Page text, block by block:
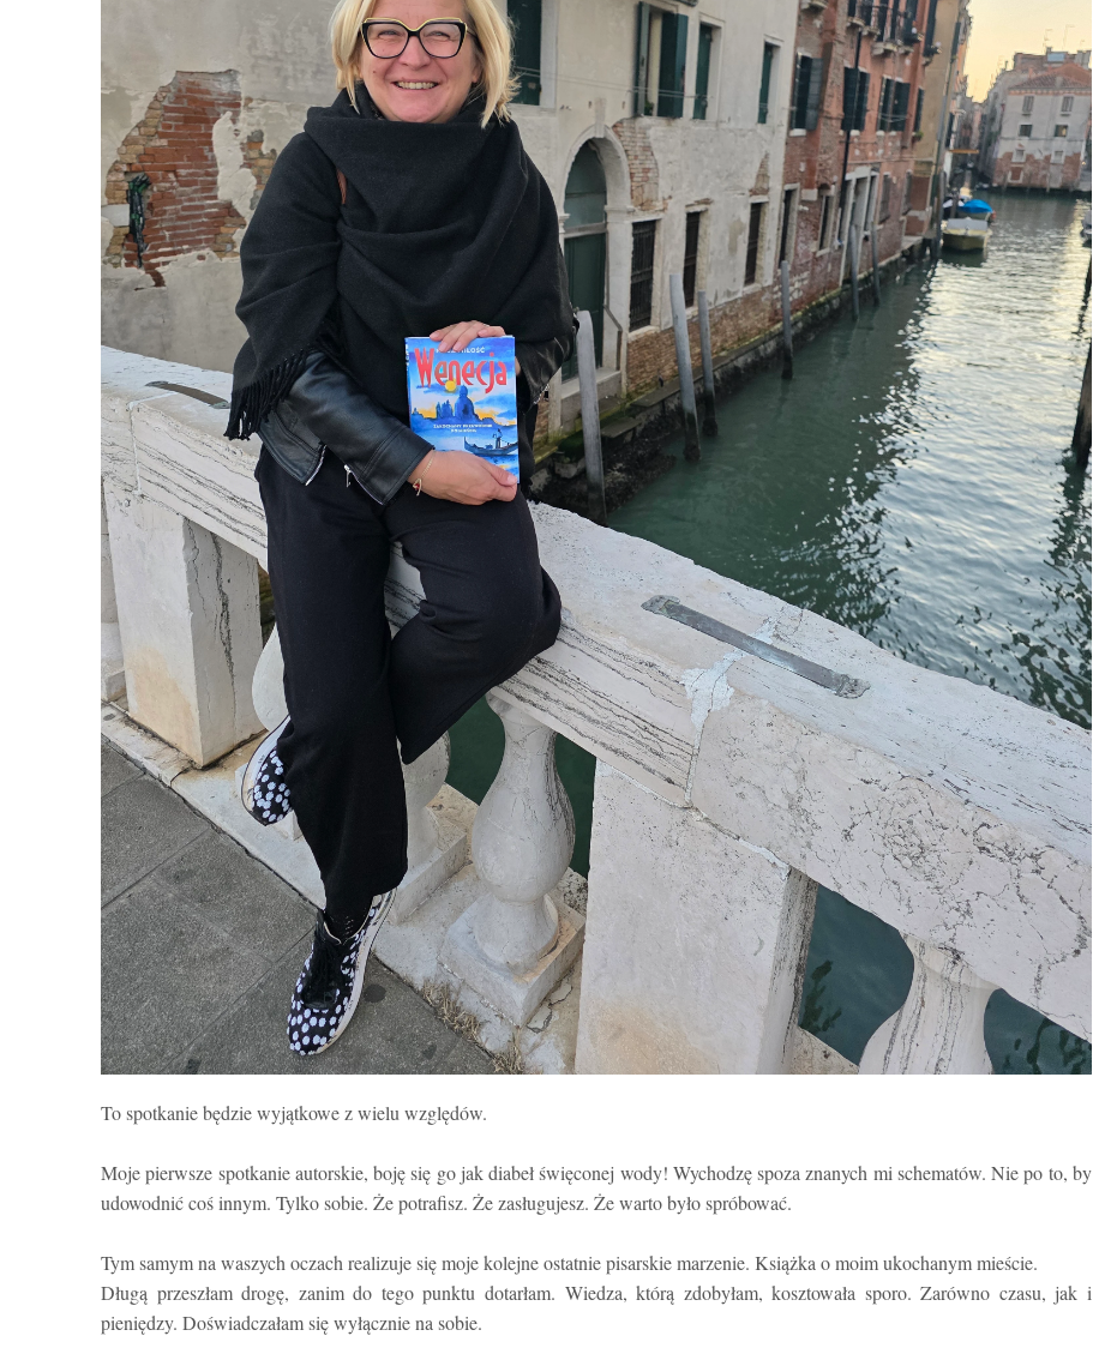
To spotkanie będzie wyjątkowe z wielu względów.
Moje pierwsze spotkanie autorskie, boję się go jak diabeł święconej wody! Wychodzę spoza znanych mi schematów. Nie po to, by
udowodnić coś innym. Tylko sobie. Że potrafisz. Że zasługujesz. Że warto było spróbować.
Tym samym na waszych oczach realizuje się moje kolejne ostatnie pisarskie marzenie. Książka o moim ukochanym mieście.
Długą przeszłam drogę, zanim do tego punktu dotarłam. Wiedza, którą zdobyłam, kosztowała sporo. Zarówno czasu, jak i
pieniędzy. Doświadczałam się wyłącznie na sobie.